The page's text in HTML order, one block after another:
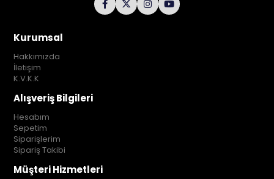
Kurumsal
Hakkımızda
İletişim
K.V.K.K
Alışveriş Bilgileri
Hesabım
Sepetim
Siparişlerim
Sipariş Takibi
Müşteri Hizmetleri